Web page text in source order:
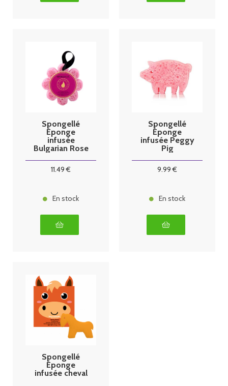
Spongellé
Éponge
infusée
Bulgarian Rose
11.49 €
En stock
Spongellé
Éponge
infusée Peggy
Pig
9.99 €
En stock
Spongellé
Éponge
infusée cheval